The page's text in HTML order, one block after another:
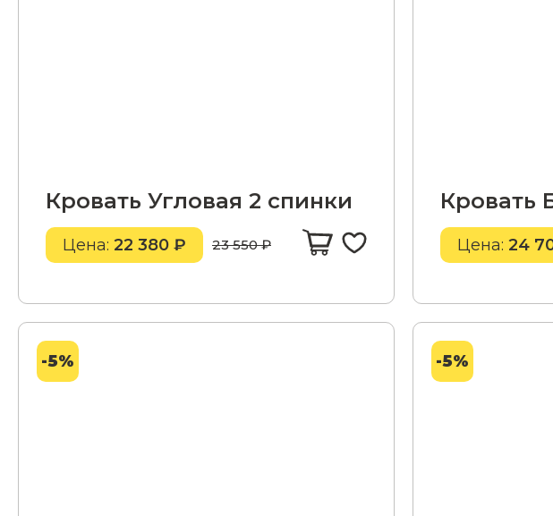
Кровать Угловая 2 спинки
Цена: 22 380 ₽ 23 550 ₽
Кровать
Цена: 24
-5% -5%